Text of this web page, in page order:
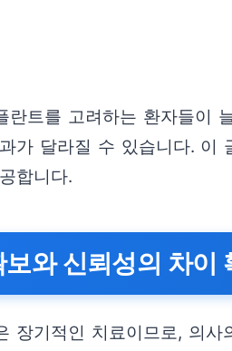
란트를 고려하는 환자들이
가 달라질 수 있습니다. 이
합니다.
와 신뢰성의 차이
장기적인 치료이므로, 의